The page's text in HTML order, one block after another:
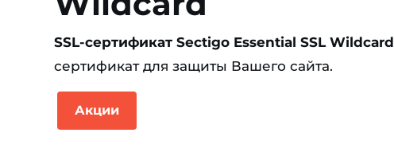
SSL-сертификат Sectigo Essential SSL Wildcard
сертификат для защиты Вашего сайта.
Акции